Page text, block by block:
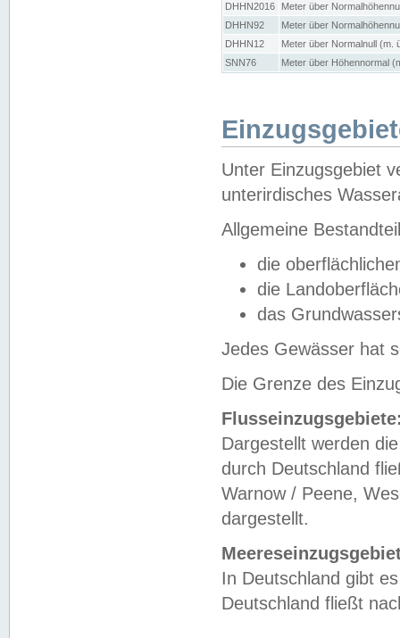
DHHN2016
Meter über
DHHN92
Meter über
DHHN12
Meter über Normalnull (m.
SNN76
Meter über Höhennormal
Unter Einzugsgebiet
unterirdisches
Allgemeine
die
die
das
Jedes Gewässer hat
Die Grenze des
Dargestellt werden
durch Deutschland
Warnow / Peene,
dargestellt.
In Deutschland gibt
Deutschland fließt